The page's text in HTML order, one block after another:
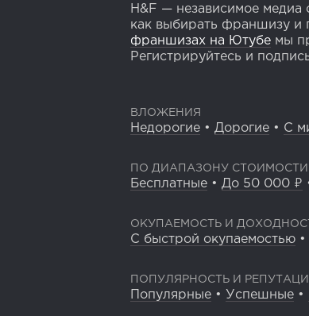
H&F — независимое
как выбирать франшизу и
франшизах на Ютубе мы
Регистрируйтесь и
ВЛОЖЕНИЯ
Недорогие • Дорогие • С
ПО ДИАПАЗОНУ СТОИМОСТИ
Бесплатные • До 50 000 ₽
ОКУПАЕМОСТЬ И
С быстрой окупаемостью •
ПОПУЛЯРНОСТЬ И
Популярные • Успешные •